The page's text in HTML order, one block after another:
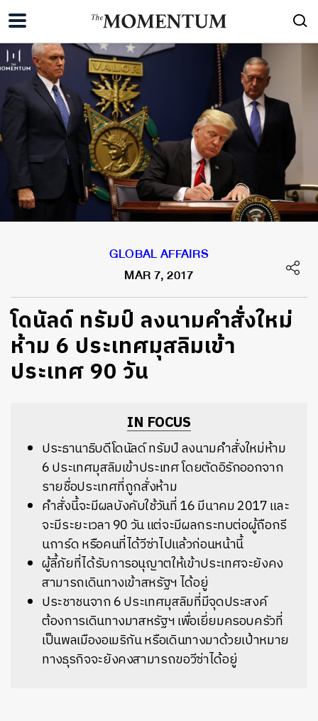
GLOBAL AFFAIRS
MAR 7, 2017
โดนัลด์ ทรัมป์ ลงนามคำสั่งใหม่
ห้าม 6 ประเทศมุสลิมเข้า
ประเทศ 90 วัน
IN FOCUS
ประธานาธิบดีโดนัลด์ ทรัมป์ ลงนามคำสั่งใหม่ห้าม
6 ประเทศมุสลิมเข้าประเทศ โดยตัดอิรักออกจาก
รายชื่อประเทศที่ถูกสั่งห้าม
คำสั่งนี้จะมีผลบังคับใช้วันที่ 16 มีนาคม 2017 และ
จะมีระยะเวลา 90 วัน แต่จะมีผลกระทบต่อผู้ถือกรี
นการ์ด หรือคนที่ได้วีซ่าไปแล้วก่อนหน้านี้
ผู้ลี้ภัยที่ได้รับการอนุญาตให้เข้าประเทศจะยังคง
สามารถเดินทางเข้าสหรัฐฯ ได้อยู่
ประชาชนจาก 6 ประเทศมุสลิมที่มีจุดประสงค์
ต้องการเดินทางมาสหรัฐฯ เพื่อเยี่ยมครอบครัวที่
เป็นพลเมืองอเมริกัน หรือเดินทางมาด้วยเป้าหมาย
ทางธุรกิจจะยังคงสามารถขอวีซ่าได้อยู่